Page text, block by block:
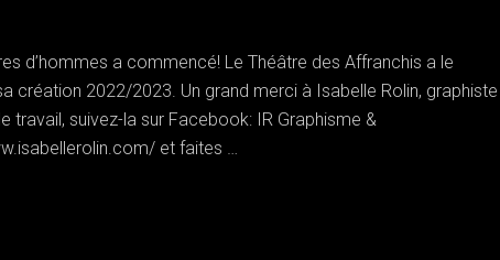
d’hommes a commencé! Le Théâtre des Affranchis a le
création 2022/2023. Un grand merci à Isabelle Rolin, graphiste
travail, suivez-la sur Facebook: IR Graphisme &
et faites …